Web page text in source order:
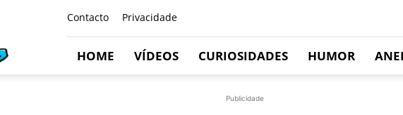
Contacto Privacidade
HOME VÍDEOS CURIOSIDADES HUMOR
Publicidade